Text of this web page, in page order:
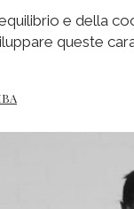
e della
queste